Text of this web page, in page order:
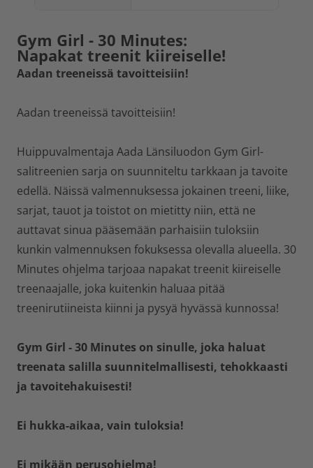
Gym Girl - 30 Minutes:
Napakat treenit kiireiselle!
Aadan treeneissä tavoitteisiin!
Aadan treeneissä tavoitteisiin!
Huippuvalmentaja Aada Länsiluodon Gym Girl-
salitreenien sarja on suunniteltu tarkkaan ja tavoite
edellä. Näissä valmennuksessa jokainen treeni, liike,
sarjat, tauot ja toistot on mietitty niin, että ne
auttavat sinua pääsemään parhaisiin tuloksiin
kunkin valmennuksen fokuksessa olevalla alueella. 30
Minutes ohjelma tarjoaa napakat treenit kiireiselle
treenaajalle, joka kuitenkin haluaa pitää
treenirutiineista kiinni ja pysyä hyvässä kunnossa!
Gym Girl - 30 Minutes on sinulle, joka haluat
treenata salilla suunnitelmallisesti, tehokkaasti
ja tavoitehakuisesti!
Ei hukka-aikaa, vain tuloksia!
Ei mikään perusohjelma!